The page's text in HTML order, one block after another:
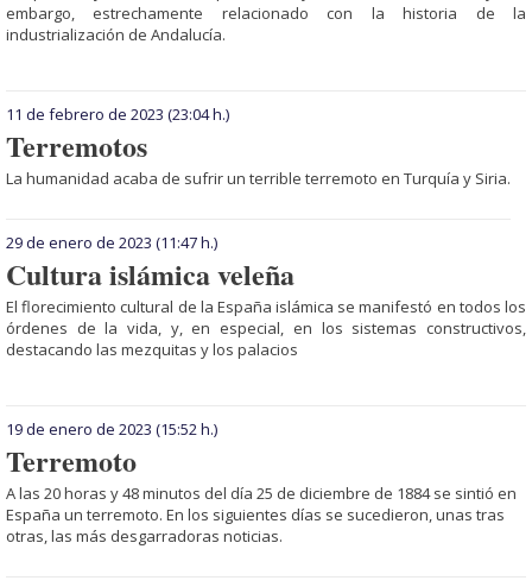
embargo, estrechamente relacionado con la historia de la
industrialización de Andalucía.
11 de febrero de 2023 (23:04 h.)
Terremotos
La humanidad acaba de sufrir un terrible terremoto en Turquía y Siria.
29 de enero de 2023 (11:47 h.)
Cultura islámica veleña
El florecimiento cultural de la España islámica se manifestó en todos los
órdenes de la vida, y, en especial, en los sistemas constructivos,
destacando las mezquitas y los palacios
19 de enero de 2023 (15:52 h.)
Terremoto
A las 20 horas y 48 minutos del día 25 de diciembre de 1884 se sintió en
España un terremoto. En los siguientes días se sucedieron, unas tras
otras, las más desgarradoras noticias.